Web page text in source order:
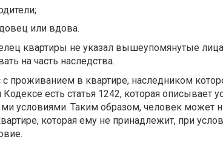
или вдова.
квартиры не указал вышеупомянутые
на часть наследства.
проживанием в квартире, наследником
есть статья 1242, которая описывает
условиями. Таким образом, человек может
которая ему не принадлежит, при